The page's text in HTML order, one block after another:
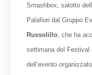
Smashbox, salotto
Palafiori dal Gruppo
Russolillo, che ha
settimana del Festival
dell’evento